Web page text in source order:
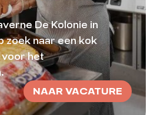
De Kolonie in
zoek naar een kok
het
NAAR VACATURE